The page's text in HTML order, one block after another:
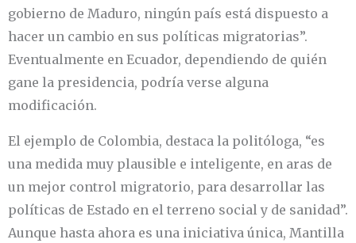
gobierno de Maduro, ningún país está dispuesto a
hacer un cambio en sus políticas migratorias”.
Eventualmente en Ecuador, dependiendo de quién
gane la presidencia, podría verse alguna
modificación.
El ejemplo de Colombia, destaca la politóloga, “es
una medida muy plausible e inteligente, en aras de
un mejor control migratorio, para desarrollar las
políticas de Estado en el terreno social y de sanidad”.
Aunque hasta ahora es una iniciativa única, Mantilla